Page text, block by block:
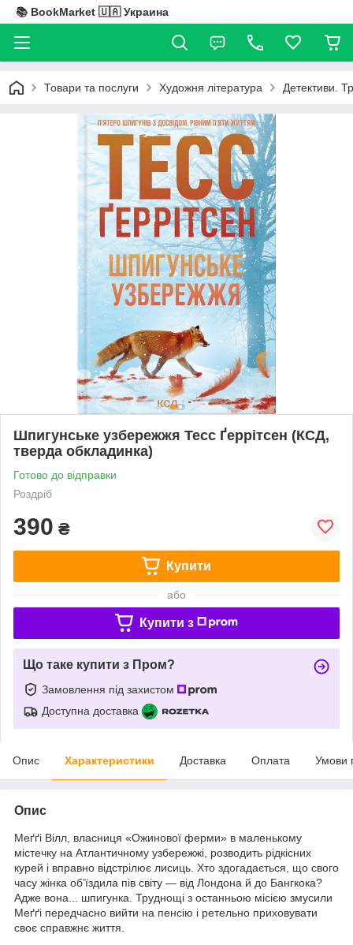
📚 BookMarket 🇺🇦 Украина
Товари та послуги Художня література Детективи.
Шпигунське узбережжя Тесс Ґеррітсен (КСД,
тверда обкладинка)
Готово до відправки
Роздріб
390 ₴
Купити
або
Купити з
Що таке купити з Пром?
Замовлення під захистом
Доступна доставка
Опис Характеристики Доставка Оплата Умови
Опис
Меґґі Вілл, власниця «Ожинової ферми» в маленькому
містечку на Атлантичному узбережжі, розводить рідкісних
курей і вправно відстрілює лисиць. Хто здогадається, що свого
часу жінка об’їздила пів світу — від Лондона й до Бангкока?
Адже вона... шпигунка. Труднощі з останньою місією змусили
Меґґі передчасно вийти на пенсію і ретельно приховувати
своє справжнє життя.